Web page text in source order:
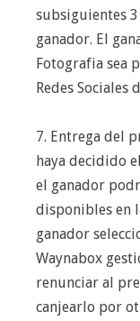
subsiguientes
ganador. El
Fotografia sea
Redes Sociales
7. Entrega del
haya decidido
el ganador
disponibles en
ganador
Waynabox
renunciar al
canjearlo por